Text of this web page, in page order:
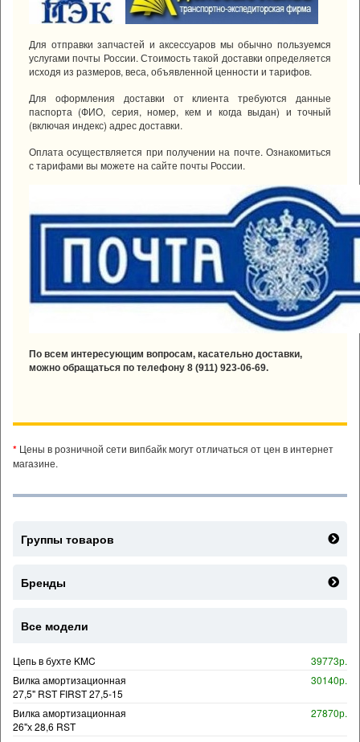
Для отправки запчастей и аксессуаров мы обычно пользуемся
услугами почты России. Стоимость такой доставки определяется
исходя из размеров, веса, объявленной ценности и тарифов.
Для оформления доставки от клиента требуются данные
паспорта (ФИО, серия, номер, кем и когда выдан) и точный
(включая индекс) адрес доставки.
Оплата осуществляется при получении на почте. Ознакомиться
с тарифами вы можете на сайте почты России.
По всем интересующим вопросам, касательно доставки,
можно обращаться по телефону 8 (911) 923-06-69.
* Цены в розничной сети випбайк могут отличаться от цен в интернет
магазине.
Группы товаров
Бренды
Все модели
Цепь в бухте KMC
39773р.
Вилка амортизационная
27,5" RST FIRST 27,5-15
30140р.
Вилка амортизационная
26"х 28,6 RST
27870р.